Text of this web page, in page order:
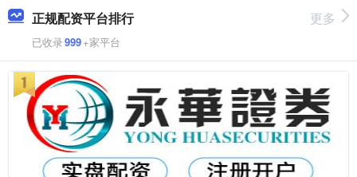
正规配资平台排行
已收录999+家平台
更多